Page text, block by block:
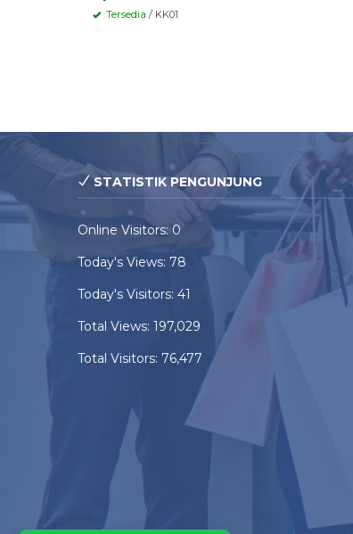
Tersedia / KK01
STATISTIK PENGUNJUNG
Online Visitors:0
Today's Views: 78
Today's Visitors: 41
Total Views: 197,029
Total Visitors: 76,477